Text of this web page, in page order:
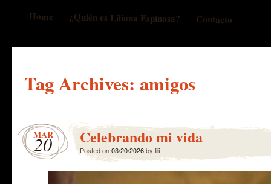
Home ¿Quién es Liliana Espinosa? Contacto
Tag Archives: amigos
MAR
20 Celebrando mi vida
Posted on03/20/2026by lili